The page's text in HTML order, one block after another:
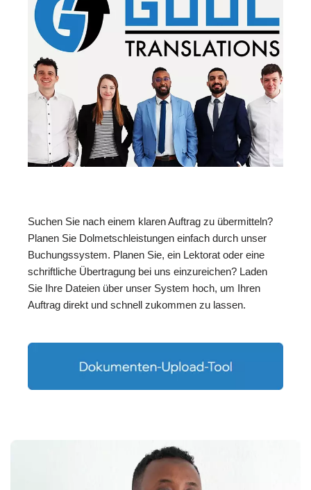
Suchen Sie nach einem klaren Auftrag zu übermitteln?
Planen Sie Dolmetschleistungen einfach durch unser
Buchungssystem. Planen Sie, ein Lektorat oder eine
schriftliche Übertragung bei uns einzureichen? Laden
Sie Ihre Dateien über unser System hoch, um Ihren
Auftrag direkt und schnell zukommen zu lassen.